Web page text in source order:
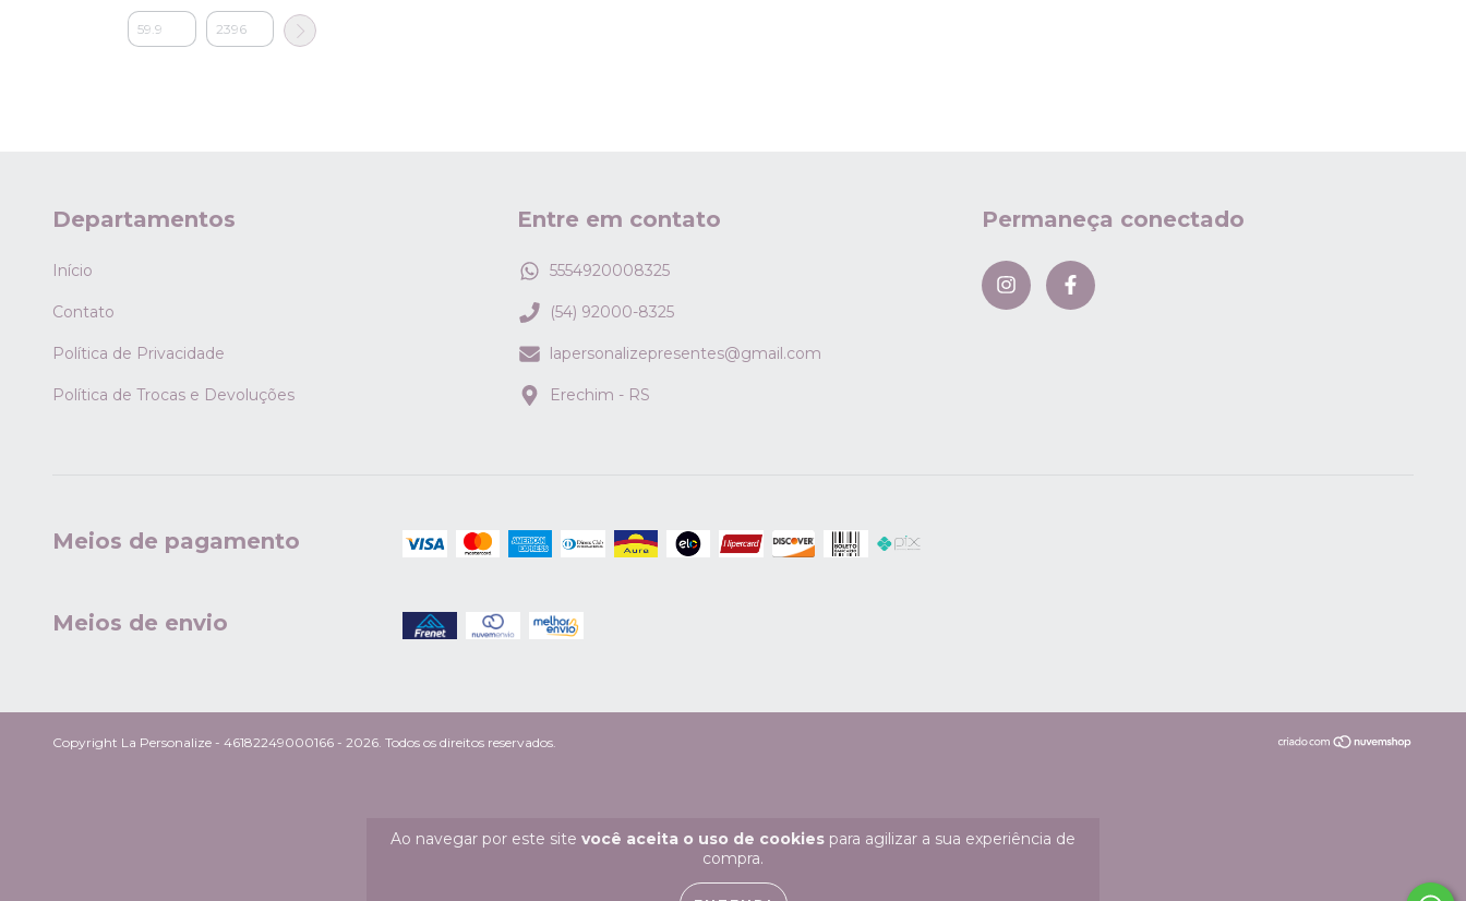
Ao navegar por este site você aceita o uso de cookies para agilizar a sua experiência de
compra.
Departamentos
Início
Contato
Política de Privacidade
Política de Trocas e Devoluções
Entre em contato
5554920008325
(54) 92000-8325
lapersonalizepresentes@gmail.com
Erechim - RS
Permaneça conectado
Meios de pagamento
Meios de envio
Copyright La Personalize - 46182249000166 - 2026. Todos os direitos reservados.